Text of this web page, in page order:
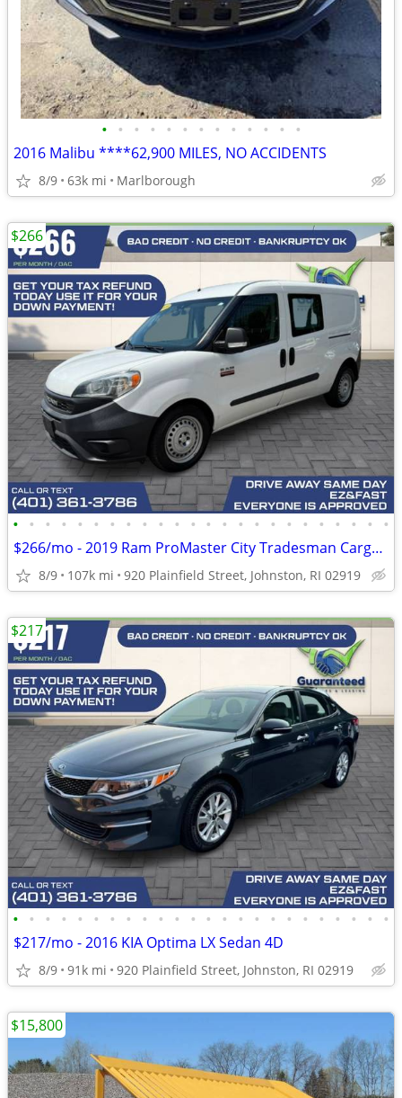
• • • • • • • • • • • • •
2016 Malibu ****62,900 MILES, NO ACCIDENTS
8/9 63k mi Marlborough
• • • • • • • • • • • • • • • • • • • • • • • •
$266/mo - 2019 Ram ProMaster City Tradesman Cargo Van 4D
8/9 107k mi 920 Plainfield Street, Johnston, RI 02919
$266
• • • • • • • • • • • • • • • • • • • • • • • •
$217/mo - 2016 KIA Optima LX Sedan 4D
8/9 91k mi 920 Plainfield Street, Johnston, RI 02919
$217
$15,800